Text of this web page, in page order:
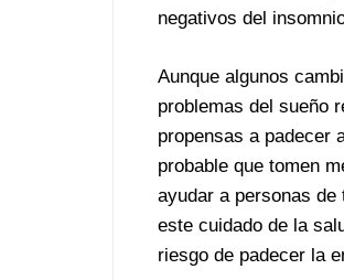
negativos del
Aunque algunos
problemas del sueño
propensas a padecer
probable que tomen
ayudar a personas de
este cuidado de la
riesgo de padecer la